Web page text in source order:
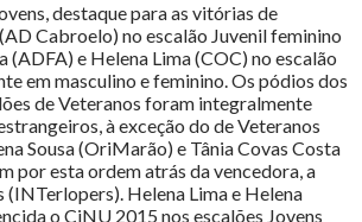
destaque para as vitórias de
Cabroelo) no escalão Juvenil feminino
(ADFA) e Helena Lima (COC) no escalão
em masculino e feminino. Os pódios dos
de Veteranos foram integralmente
à exceção do de Veteranos
Sousa (OriMarão) e Tânia Covas Costa
por esta ordem atrás da vencedora, a
Helena Lima e Helena
o CiNU 2015 nos escalões Jovens